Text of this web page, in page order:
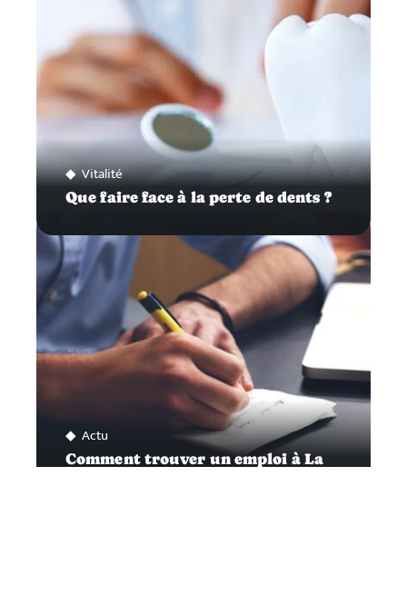
Vitalité
Que faire face à la perte de dents ?
Actu
Comment trouver un emploi à La